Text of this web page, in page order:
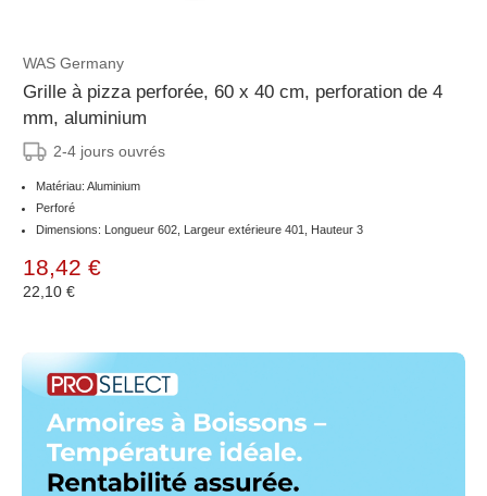
WAS Germany
Grille à pizza perforée, 60 x 40 cm, perforation de 4
mm, aluminium
2-4 jours ouvrés
Matériau: Aluminium
Perforé
Dimensions: Longueur 602, Largeur extérieure 401, Hauteur 3
18,42 €
22,10 €